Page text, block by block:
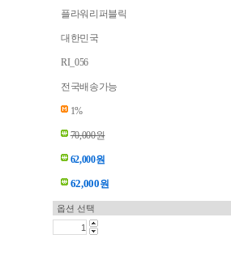
플라워리퍼블릭
대한민국
RI_056
전국배송가능
1%
70,000원
62,000원
62,000원